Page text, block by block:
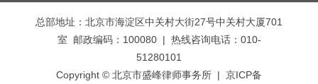
章
总部地址：北京市海淀区中关村大街27号中关村大厦701
室 邮政编码：100080 | 热线咨询电话：010-
51280101
Copyright © 北京市盛峰律师事务所 | 京ICP备